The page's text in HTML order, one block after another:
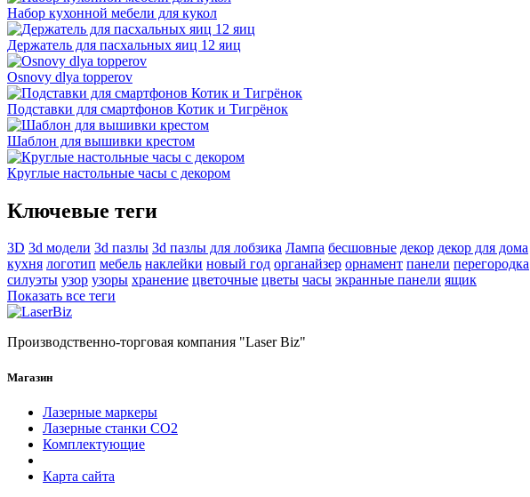
Набор кухонной мебели для кукол
Держатель для пасхальных яиц 12 яиц
Osnovy dlya topperov
Подставки для смартфонов Котик и Тигрёнок
Шаблон для вышивки крестом
Круглые настольные часы с декором
Ключевые теги
3D 3d модели 3d пазлы 3d пазлы для лобзика Лампа бесшовные декор декор для дома
кухня логотип мебель наклейки новый год органайзер орнамент панели перегородка
силуэты узор узоры хранение цветочные цветы часы экранные панели ящик
Показать все теги
Производственно-торговая компания "Laser Biz"
Магазин
Лазерные маркеры
Лазерные станки СО2
Комплектующие
Карта сайта